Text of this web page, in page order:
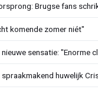
Brugse fans
komende zomer niét"
sensatie: "Enorme
huwelijk